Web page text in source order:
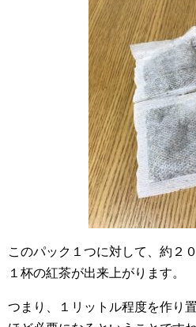
このパック１つに対して、約２
１杯の紅茶が出来上がります。
つまり、１リットル程度を作り